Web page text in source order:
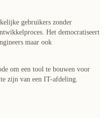
gebruikers zonder
Het democratiseert
maar ook
om een tool te bouwen voor
zijn van een IT-afdeling.